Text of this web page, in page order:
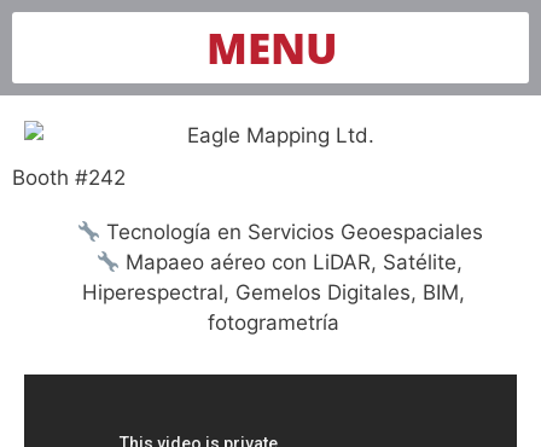
MENU
Booth #242
Tecnología en Servicios Geoespaciales
Mapaeo aéreo con LiDAR, Satélite,
Hiperespectral, Gemelos Digitales, BIM,
fotogrametría